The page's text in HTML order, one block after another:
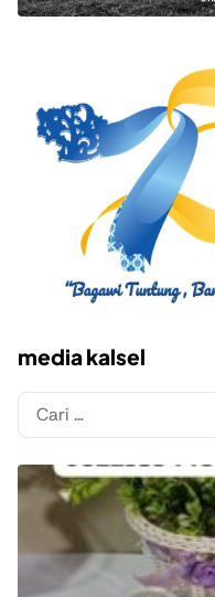
media kalsel
Cari
untuk: